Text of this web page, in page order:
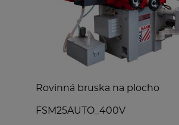
Rovinná bruska na plocho
FSM25AUTO_400V